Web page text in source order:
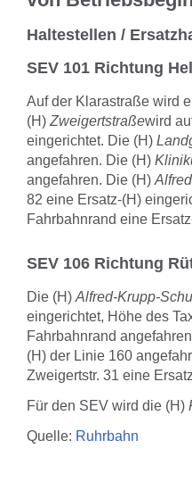
Haltestellen /
SEV 101 Richtung
Auf der Klarastraße wird
(H) Zweigertstraßewird
eingerichtet. Die (H)
angefahren. Die (H)
angefahren. Die (H)
82 eine Ersatz-(H)
Fahrbahnrand eine
SEV 106 Richtung
Die (H) Alfred-Krupp-
eingerichtet, Höhe des
Fahrbahnrand
(H) der Linie 160
Zweigertstr. 31 eine
Für den SEV wird die (H)
Quelle: Ruhrbahn